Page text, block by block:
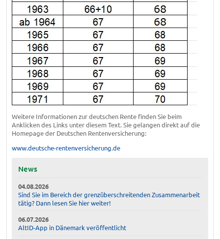
Weitere Informationen zur deutschen Rente finden Sie beim
Anklicken des Links unter diesem Text. Sie gelangen direkt auf die
Homepage der Deutschen Rentenversicherung:
www.deutsche-rentenversicherung.de
News
04.08.2026
Sind Sie im Bereich der grenzüberschreitenden Zusammenarbeit
tätig? Dann lesen Sie hier weiter!
06.07.2026
AltID-App in Dänemark veröffentlicht